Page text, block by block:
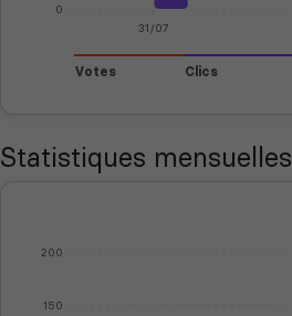
0
31/07
Votes Clics
Statistiques mensuelles
150
200